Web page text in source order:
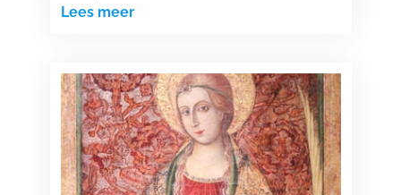
Lees meer